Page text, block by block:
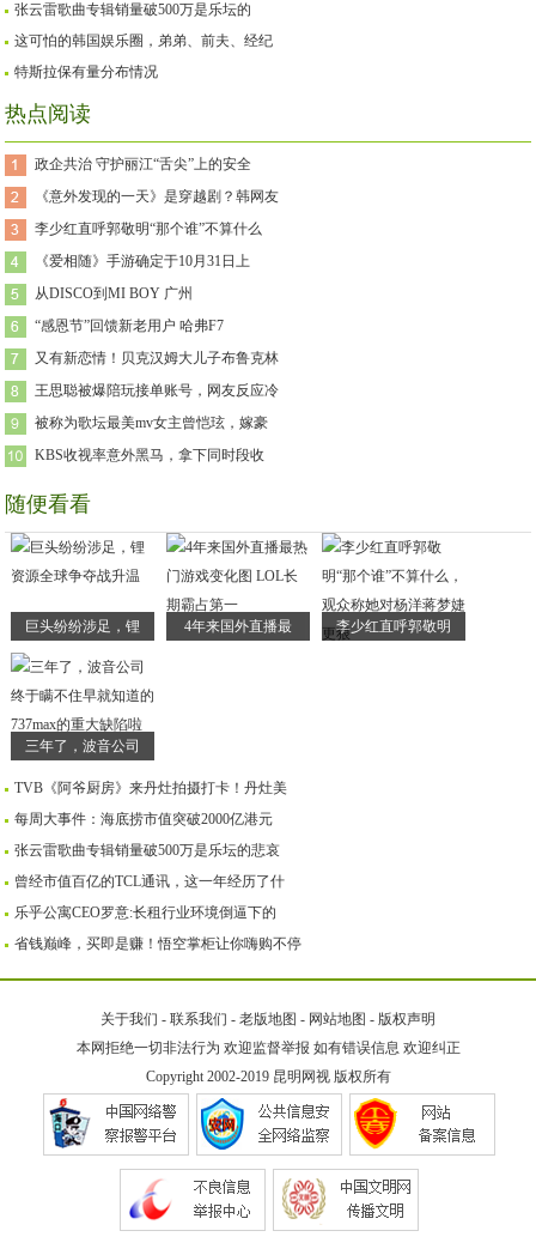
张云雷歌曲专辑销量破500万是乐坛的
这可怕的韩国娱乐圈，弟弟、前夫、经纪
特斯拉保有量分布情况
热点阅读
政企共治 守护丽江“舌尖”上的安全
《意外发现的一天》是穿越剧？韩网友
李少红直呼郭敬明“那个谁”不算什么
《爱相随》手游确定于10月31日上
​从DISCO到MI BOY 广州
“感恩节”回馈新老用户 哈弗F7
又有新恋情！贝克汉姆大儿子布鲁克林
王思聪被爆陪玩接单账号，网友反应冷
被称为歌坛最美mv女主曾恺玹，嫁豪
KBS收视率意外黑马，拿下同时段收
随便看看
巨头纷纷涉足，锂 4年来国外直播最 李少红直呼郭敬明
三年了，波音公司
TVB《阿爷厨房》来丹灶拍摄打卡！丹灶美
每周大事件：海底捞市值突破2000亿港元
张云雷歌曲专辑销量破500万是乐坛的悲哀
曾经市值百亿的TCL通讯，这一年经历了什
乐乎公寓CEO罗意:长租行业环境倒逼下的
省钱巅峰，买即是赚！悟空掌柜让你嗨购不停
关于我们 - 联系我们 - 老版地图 - 网站地图 - 版权声明
本网拒绝一切非法行为 欢迎监督举报 如有错误信息 欢迎纠正
Copyright 2002-2019 昆明网视版权所有